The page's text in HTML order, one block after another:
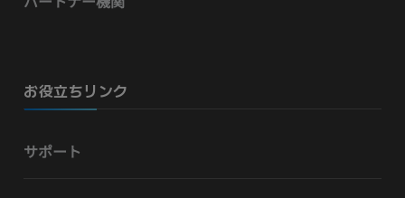
お役立ちリンク
サポート